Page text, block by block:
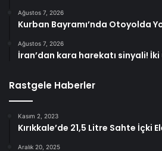
Ağustos 7, 2026
Kurban Bayramı’nda Otoyolda
Ağustos 7, 2026
İran’dan kara harekatı sinyali!
Rastgele Haberler
Kasım 2, 2023
Kırıkkale’de 21,5 Litre Sahte İçki
Aralık 20, 2025